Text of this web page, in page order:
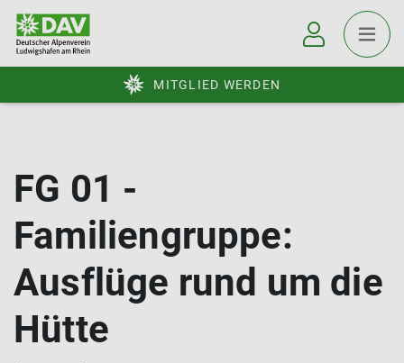
MITGLIED WERDEN
FG 01 -
Familiengruppe:
Ausflüge rund um die
Hütte